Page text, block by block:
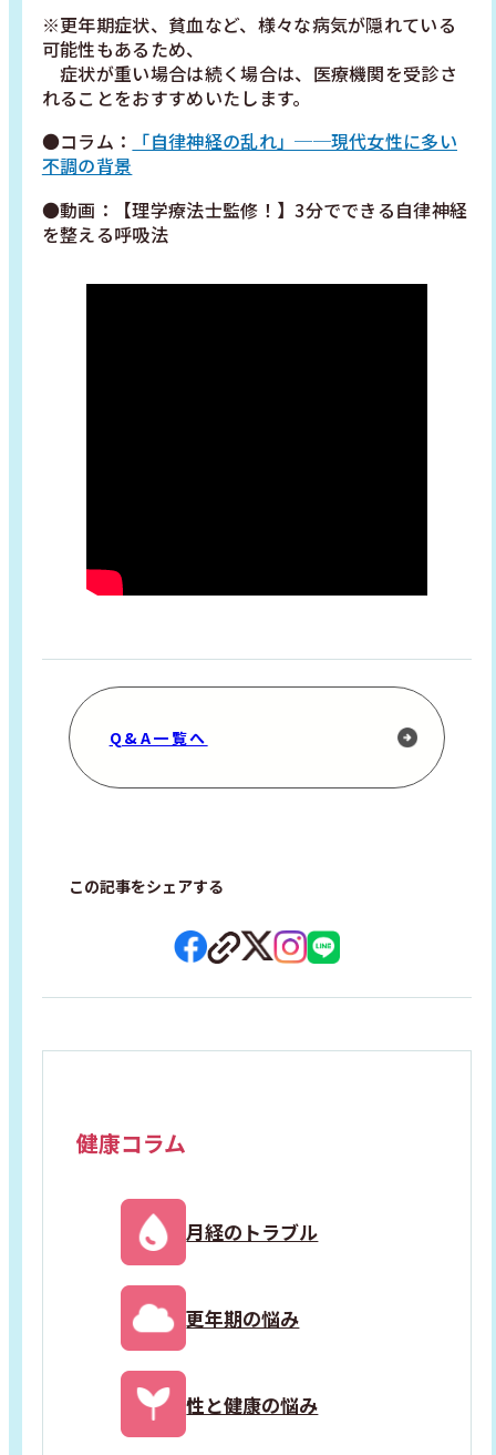
※更年期症状、貧血など、様々な病気が隠れている
可能性もあるため、
症状が重い場合は続く場合は、医療機関を受診さ
れることをおすすめいたします。
●コラム：
「自律神経の乱れ」──現代女性に多い
不調の背景
●動画：【理学療法士監修！】3分でできる自律神経
を整える呼吸法
Q&A一覧へ
この記事をシェアする
健康コラム
月経のトラブル
更年期の悩み
性と健康の悩み